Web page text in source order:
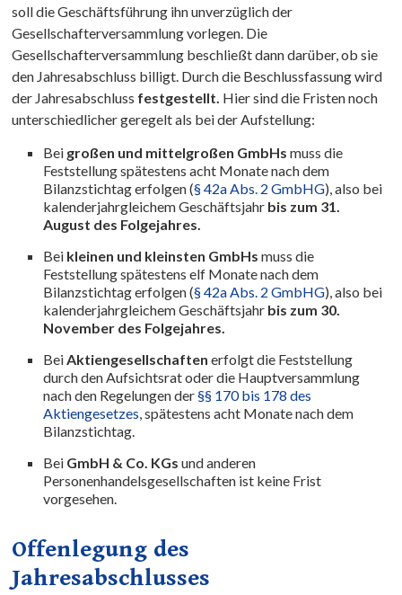
soll die Geschäftsführung ihn unverzüglich der
Gesellschafterversammlung vorlegen. Die
Gesellschafterversammlung beschließt dann darüber, ob sie
den Jahresabschluss billigt. Durch die Beschlussfassung wird
der Jahresabschluss festgestellt. Hier sind die Fristen noch
unterschiedlicher geregelt als bei der Aufstellung:
Bei großen und mittelgroßen GmbHs muss die
Feststellung spätestens acht Monate nach dem
Bilanzstichtag erfolgen (§ 42a Abs. 2 GmbHG), also bei
kalenderjahrgleichem Geschäftsjahr bis zum 31.
August des Folgejahres.
Bei kleinen und kleinsten GmbHs muss die
Feststellung spätestens elf Monate nach dem
Bilanzstichtag erfolgen (§ 42a Abs. 2 GmbHG), also bei
kalenderjahrgleichem Geschäftsjahr bis zum 30.
November des Folgejahres.
BeiAktiengesellschaften erfolgt die Feststellung
durch den Aufsichtsrat oder die Hauptversammlung
nach den Regelungen der§§ 170 bis 178 des
Aktiengesetzes, spätestens acht Monate nach dem
Bilanzstichtag.
Bei GmbH & Co. KGs und anderen
Personenhandelsgesellschaften ist keine Frist
vorgesehen.
Offenlegung des
Jahresabschlusses